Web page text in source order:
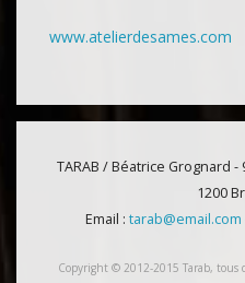
www.atelierdesames.com
TARAB / Béatrice Grognard
1200
Email : tarab@email.com
Copyright © 2012-2015 Tarab, tous